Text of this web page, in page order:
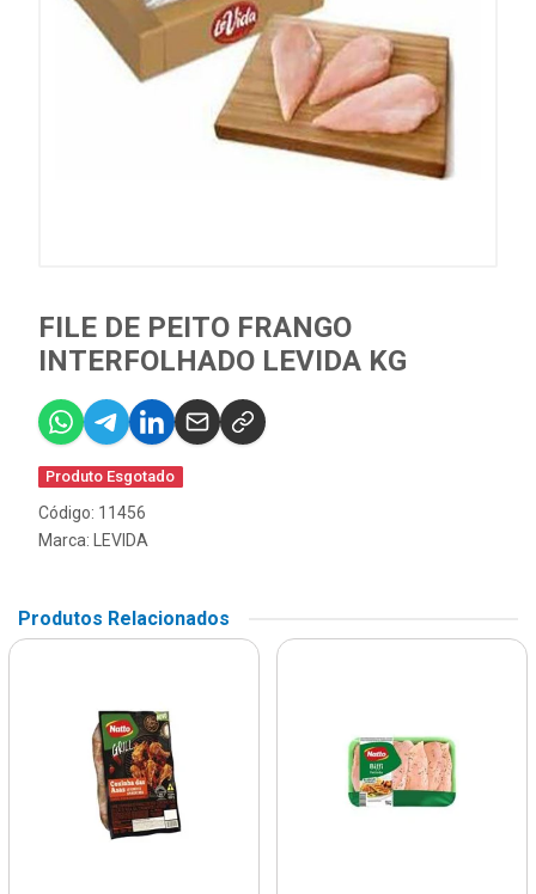
FILE DE PEITO FRANGO
INTERFOLHADO LEVIDA KG
Produto Esgotado
Código: 11456
Marca:
LEVIDA
Produtos Relacionados